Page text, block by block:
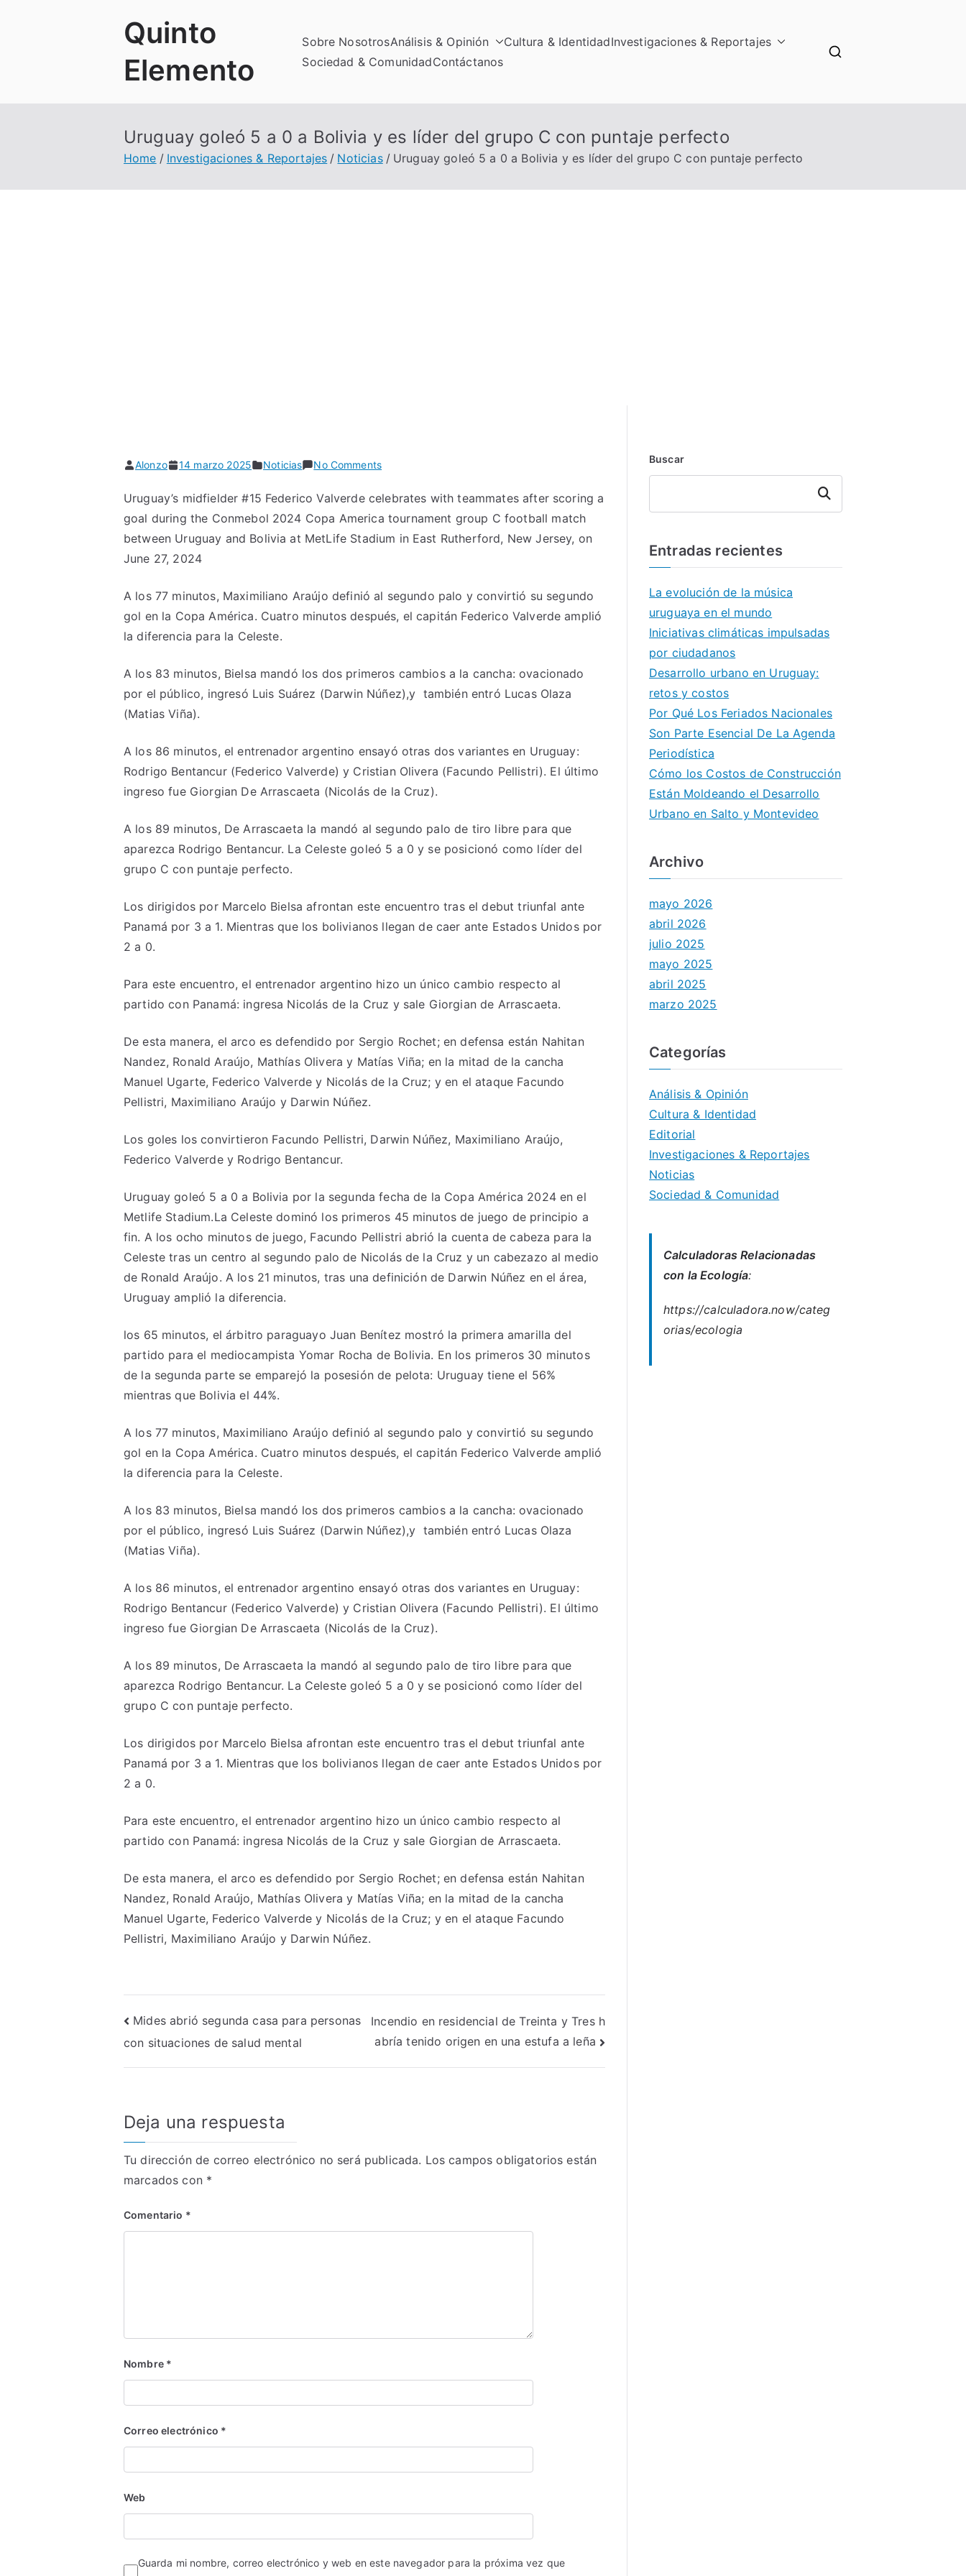
Quinto
Elemento
Sobre NosotrosAnálisis & Opinión Cultura & IdentidadInvestigaciones & Reportajes
Sociedad & ComunidadContáctanos
Uruguay goleó 5 a 0 a Bolivia y es líder del grupo C con puntaje perfecto
Home Investigaciones & Reportajes Noticias Uruguay goleó 5 a 0 a Bolivia y es líder del grupo C con puntaje perfecto
Alonzo 14 marzo 2025 Noticias No Commentson
goleó
5
a
Bolivia
grupo
C
perfecto
Uruguay’s midfielder #15 Federico Valverde celebrates with teammates after scoring a
goal during the Conmebol 2024 Copa America tournament group C football match
between Uruguay and Bolivia at MetLife Stadium in East Rutherford, New Jersey, on
June 27, 2024
A los 77 minutos, Maximiliano Araújo definió al segundo palo y convirtió su segundo
gol en la Copa América. Cuatro minutos después, el capitán Federico Valverde amplió
la diferencia para la Celeste.
A los 83 minutos, Bielsa mandó los dos primeros cambios a la cancha: ovacionado
por el público, ingresó Luis Suárez (Darwin Núñez),y también entró Lucas Olaza
(Matias Viña).
A los 86 minutos, el entrenador argentino ensayó otras dos variantes en Uruguay:
Rodrigo Bentancur (Federico Valverde) y Cristian Olivera (Facundo Pellistri). El último
ingreso fue Giorgian De Arrascaeta (Nicolás de la Cruz).
A los 89 minutos, De Arrascaeta la mandó al segundo palo de tiro libre para que
aparezca Rodrigo Bentancur. La Celeste goleó 5 a 0 y se posicionó como líder del
grupo C con puntaje perfecto.
Los dirigidos por Marcelo Bielsa afrontan este encuentro tras el debut triunfal ante
Panamá por 3 a 1. Mientras que los bolivianos llegan de caer ante Estados Unidos por
2 a 0.
Para este encuentro, el entrenador argentino hizo un único cambio respecto al
partido con Panamá: ingresa Nicolás de la Cruz y sale Giorgian de Arrascaeta.
De esta manera, el arco es defendido por Sergio Rochet; en defensa están Nahitan
Nandez, Ronald Araújo, Mathías Olivera y Matías Viña; en la mitad de la cancha
Manuel Ugarte, Federico Valverde y Nicolás de la Cruz; y en el ataque Facundo
Pellistri, Maximiliano Araújo y Darwin Núñez.
Los goles los convirtieron Facundo Pellistri, Darwin Núñez, Maximiliano Araújo,
Federico Valverde y Rodrigo Bentancur.
Uruguay goleó 5 a 0 a Bolivia por la segunda fecha de la Copa América 2024 en el
Metlife Stadium.La Celeste dominó los primeros 45 minutos de juego de principio a
fin. A los ocho minutos de juego, Facundo Pellistri abrió la cuenta de cabeza para la
Celeste tras un centro al segundo palo de Nicolás de la Cruz y un cabezazo al medio
de Ronald Araújo. A los 21 minutos, tras una definición de Darwin Núñez en el área,
Uruguay amplió la diferencia.
los 65 minutos, el árbitro paraguayo Juan Benítez mostró la primera amarilla del
partido para el mediocampista Yomar Rocha de Bolivia. En los primeros 30 minutos
de la segunda parte se emparejó la posesión de pelota: Uruguay tiene el 56%
mientras que Bolivia el 44%.
A los 77 minutos, Maximiliano Araújo definió al segundo palo y convirtió su segundo
gol en la Copa América. Cuatro minutos después, el capitán Federico Valverde amplió
la diferencia para la Celeste.
A los 83 minutos, Bielsa mandó los dos primeros cambios a la cancha: ovacionado
por el público, ingresó Luis Suárez (Darwin Núñez),y también entró Lucas Olaza
(Matias Viña).
A los 86 minutos, el entrenador argentino ensayó otras dos variantes en Uruguay:
Rodrigo Bentancur (Federico Valverde) y Cristian Olivera (Facundo Pellistri). El último
ingreso fue Giorgian De Arrascaeta (Nicolás de la Cruz).
A los 89 minutos, De Arrascaeta la mandó al segundo palo de tiro libre para que
aparezca Rodrigo Bentancur. La Celeste goleó 5 a 0 y se posicionó como líder del
grupo C con puntaje perfecto.
Los dirigidos por Marcelo Bielsa afrontan este encuentro tras el debut triunfal ante
Panamá por 3 a 1. Mientras que los bolivianos llegan de caer ante Estados Unidos por
2 a 0.
Para este encuentro, el entrenador argentino hizo un único cambio respecto al
partido con Panamá: ingresa Nicolás de la Cruz y sale Giorgian de Arrascaeta.
De esta manera, el arco es defendido por Sergio Rochet; en defensa están Nahitan
Nandez, Ronald Araújo, Mathías Olivera y Matías Viña; en la mitad de la cancha
Manuel Ugarte, Federico Valverde y Nicolás de la Cruz; y en el ataque Facundo
Pellistri, Maximiliano Araújo y Darwin Núñez.
Navegación
de
Mides abrió segunda casa para personas
con situaciones de salud mental
Incendio en residencial de Treinta y Tres h
abría tenido origen en una estufa a leña
Deja una respuesta
Tu dirección de correo electrónico no será publicada. Los campos obligatorios están
marcados con *
Comentario *
Nombre *
Correo electrónico *
Web
Guarda mi nombre, correo electrónico y web en este navegador para la próxima vez que
Buscar
Buscar
Entradas recientes
La evolución de la música
uruguaya en el mundo
Iniciativas climáticas impulsadas
por ciudadanos
Desarrollo urbano en Uruguay:
retos y costos
Por Qué Los Feriados Nacionales
Son Parte Esencial De La Agenda
Periodística
Cómo los Costos de Construcción
Están Moldeando el Desarrollo
Urbano en Salto y Montevideo
Archivo
mayo 2026
abril 2026
julio 2025
mayo 2025
abril 2025
marzo 2025
Categorías
Análisis & Opinión
Cultura & Identidad
Editorial
Investigaciones & Reportajes
Noticias
Sociedad & Comunidad
Calculadoras Relacionadas
con la Ecología:
https://calculadora.now/categ
orias/ecologia